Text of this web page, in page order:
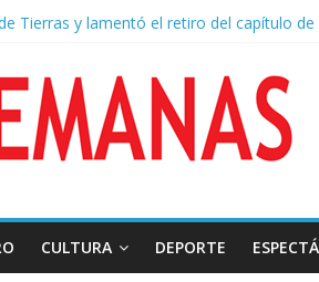
Tierras y lamentó el retiro del capítulo
de viento: alerta del Servicio
en la CABA aumentaron 1,6% en julio
CULTURA DEPORTE